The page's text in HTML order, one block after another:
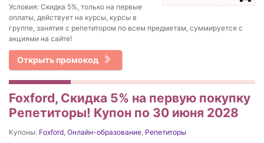
Условия: Скидка 5%, только на первые
оплаты, действует на курсы, курсы в
группе, занятия с репетитором по всем предметам, суммируется с
акциями на сайте!
Открыть промокод
Foxford, Скидка 5% на первую покупку
Репетиторы! Купон по 30 июня 2028
Купоны: Foxford, Онлайн-образование, Репетиторы